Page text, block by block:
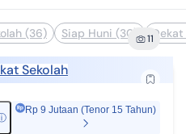
(36) Siap Huni (30) Dekat
11
Sekolah
Rp 9 Jutaan (Tenor 15 Tahun)